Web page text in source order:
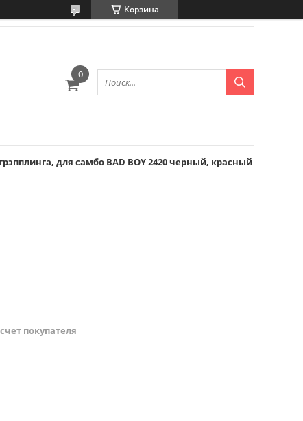
Корзина
для самбо BAD BOY 2420 черный, красный
покупателя